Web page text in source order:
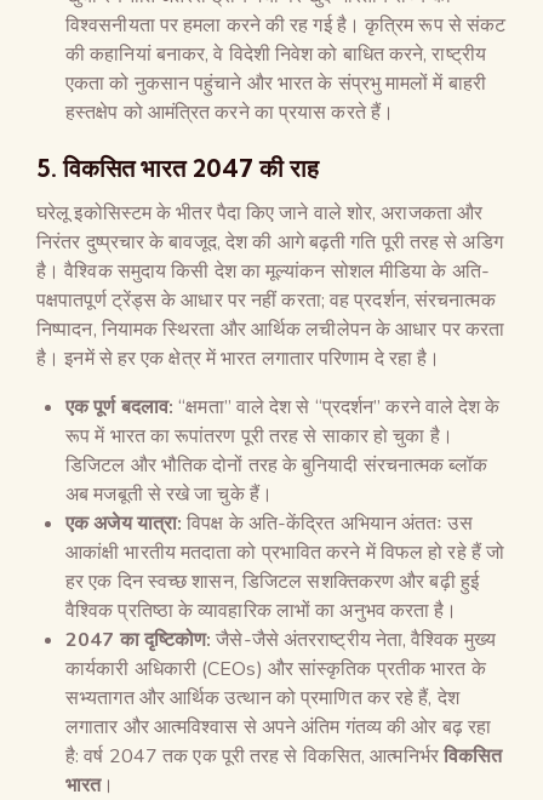
विश्वसनीयता पर हमला करने की रह गई है। कृत्रिम रूप से संकट
की कहानियां बनाकर, वे विदेशी निवेश को बाधित करने, राष्ट्रीय
एकता को नुकसान पहुंचाने और भारत के संप्रभु मामलों में बाहरी
हस्तक्षेप को आमंत्रित करने का प्रयास करते हैं।
5. विकसित भारत 2047 की राह
घरेलू इकोसिस्टम के भीतर पैदा किए जाने वाले शोर, अराजकता और
निरंतर दुष्प्रचार के बावजूद, देश की आगे बढ़ती गति पूरी तरह से अडिग
है। वैश्विक समुदाय किसी देश का मूल्यांकन सोशल मीडिया के अति-
पक्षपातपूर्ण ट्रेंड्स के आधार पर नहीं करता; वह प्रदर्शन, संरचनात्मक
निष्पादन, नियामक स्थिरता और आर्थिक लचीलेपन के आधार पर करता
है। इनमें से हर एक क्षेत्र में भारत लगातार परिणाम दे रहा है।
एक पूर्ण बदलाव: “क्षमता” वाले देश से “प्रदर्शन” करने वाले देश के
रूप में भारत का रूपांतरण पूरी तरह से साकार हो चुका है।
डिजिटल और भौतिक दोनों तरह के बुनियादी संरचनात्मक ब्लॉक
अब मजबूती से रखे जा चुके हैं।
एक अजेय यात्रा: विपक्ष के अति-केंद्रित अभियान अंततः उस
आकांक्षी भारतीय मतदाता को प्रभावित करने में विफल हो रहे हैं जो
हर एक दिन स्वच्छ शासन, डिजिटल सशक्तिकरण और बढ़ी हुई
वैश्विक प्रतिष्ठा के व्यावहारिक लाभों का अनुभव करता है।
2047 का दृष्टिकोण: जैसे-जैसे अंतरराष्ट्रीय नेता, वैश्विक मुख्य
कार्यकारी अधिकारी (CEOs) और सांस्कृतिक प्रतीक भारत के
सभ्यतागत और आर्थिक उत्थान को प्रमाणित कर रहे हैं, देश
लगातार और आत्मविश्वास से अपने अंतिम गंतव्य की ओर बढ़ रहा
है: वर्ष 2047 तक एक पूरी तरह से विकसित, आत्मनिर्भरविकसित
भारत।